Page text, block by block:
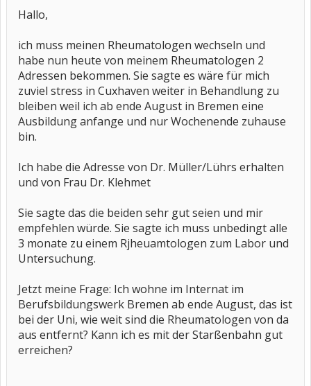
Hallo,
ich muss meinen Rheumatologen wechseln und
habe nun heute von meinem Rheumatologen 2
Adressen bekommen. Sie sagte es wäre für mich
zuviel stress in Cuxhaven weiter in Behandlung zu
bleiben weil ich ab ende August in Bremen eine
Ausbildung anfange und nur Wochenende zuhause
bin.
Ich habe die Adresse von Dr. Müller/Lührs erhalten
und von Frau Dr. Klehmet
Sie sagte das die beiden sehr gut seien und mir
empfehlen würde. Sie sagte ich muss unbedingt alle
3 monate zu einem Rjheuamtologen zum Labor und
Untersuchung.
Jetzt meine Frage: Ich wohne im Internat im
Berufsbildungswerk Bremen ab ende August, das ist
bei der Uni, wie weit sind die Rheumatologen von da
aus entfernt? Kann ich es mit der Starßenbahn gut
erreichen?